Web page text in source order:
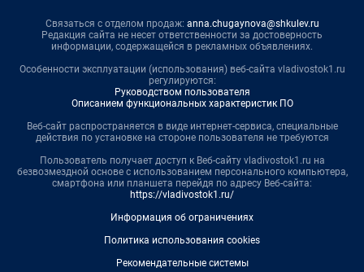
Связаться с отделом продаж: anna.chugaynova@shkulev.ru
Редакция сайта не несет ответственности за достоверность
информации, содержащейся в рекламных объявлениях.
Особенности эксплуатации (использования) веб-сайта vladivostok1.ru
регулируются:
Руководством пользователя
Описанием функциональных характеристик ПО
Веб-сайт распространяется в виде интернет-сервиса, специальные
действия по установке на стороне пользователя не требуются
Пользователь получает доступ к Веб-сайту vladivostok1.ru на
безвозмездной основе с использованием персонального компьютера,
смартфона или планшета перейдя по адресу Веб-сайта:
https://vladivostok1.ru/
Информация об ограничениях
Политика использования cookies
Рекомендательные системы